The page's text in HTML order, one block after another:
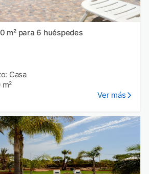
m² para 6 huéspedes
Casa
m²
Ver más